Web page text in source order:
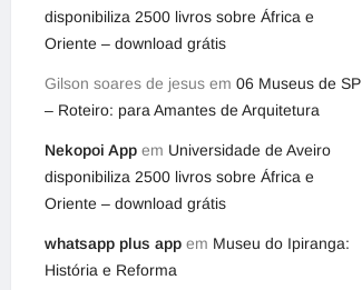
disponibiliza 2500 livros sobre África e
Oriente – download grátis
Gilson soares de jesus em 06 Museus de SP
– Roteiro: para Amantes de Arquitetura
Nekopoi App em Universidade de Aveiro
disponibiliza 2500 livros sobre África e
Oriente – download grátis
whatsapp plus app em Museu do Ipiranga:
História e Reforma